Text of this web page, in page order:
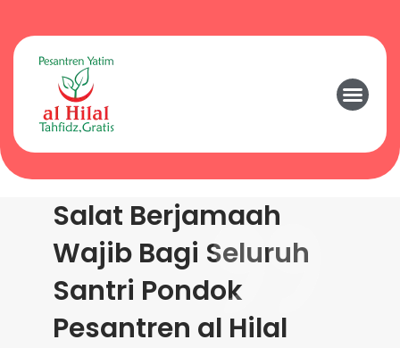
Salat Berjamaah
Wajib Bagi Seluruh
Santri Pondok
Pesantren al Hilal